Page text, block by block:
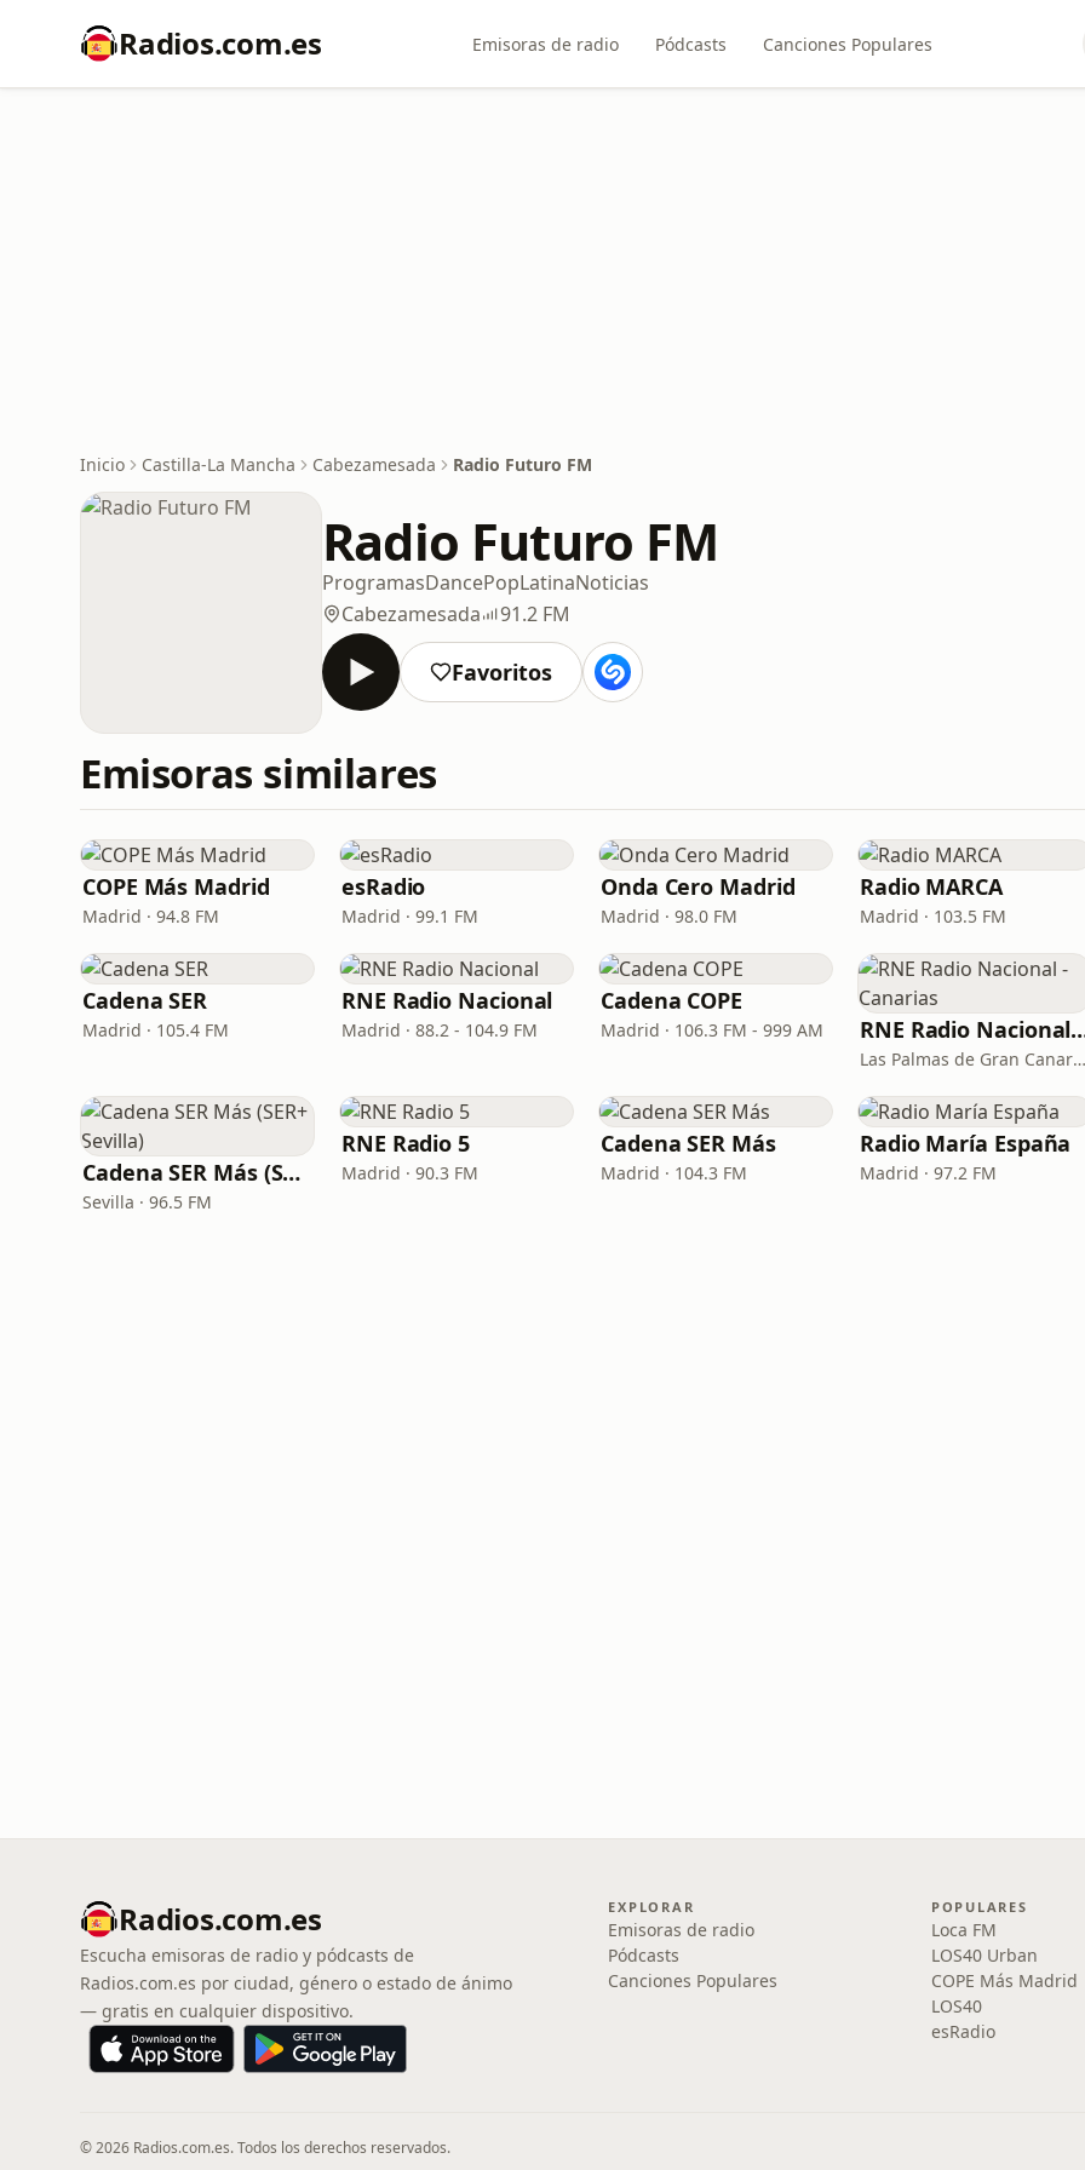
Radios.com.es Emisoras de radio Pódcasts Canciones Populares
Inicio Castilla-La Mancha Cabezamesada Radio Futuro FM
Radio Futuro FM
ProgramasDancePopLatinaNoticias
Cabezamesada
91.2 FM
Favoritos
Emisoras similares
COPE Más Madrid
Madrid · 94.8 FM
esRadio
Madrid · 99.1 FM
Onda Cero Madrid
Madrid · 98.0 FM
Radio MARCA
Madrid · 103.5 FM
Cadena SER
Madrid · 105.4 FM
RNE Radio Nacional
Madrid · 88.2 - 104.9 FM
Cadena COPE
Madrid · 106.3 FM - 999 AM RNE Radio
Las Palmas de Gran Canaria · 92.8 FM
Cadena SER Más (SER+ Sevilla)
Sevilla · 96.5 FM
RNE Radio 5
Madrid · 90.3 FM
Cadena SER Más
Madrid · 104.3 FM
Radio María España
Madrid · 97.2 FM
Radios.com.es
Escucha emisoras de radio y pódcasts de
Radios.com.es por ciudad, género o estado de ánimo
— gratis en cualquier dispositivo.
EXPLORAR
Emisoras de radio
Pódcasts
Canciones Populares
POPULARES
Loca FM
LOS40 Urban
COPE Más Madrid
LOS40
esRadio
© 2026 Radios.com.es. Todos los derechos reservados.